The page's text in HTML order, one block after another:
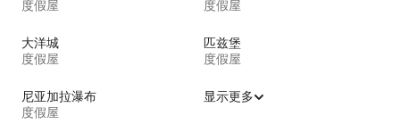
度假屋 度假屋
大洋城
度假屋
匹兹堡
度假屋
尼亚加拉瀑布
度假屋
显示更多